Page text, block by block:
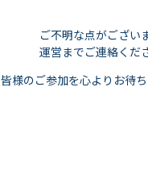
ご不明な点がござい
運営までご連絡くだ
皆様のご参加を心よりお待ち